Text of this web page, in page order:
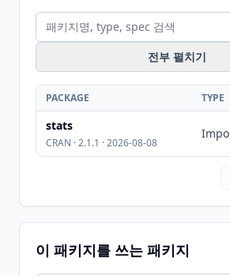
전부 펼치기
PACKAGE TYPE
stats
CRAN · 2.1.1 · 2026-08-08
이 패키지를 쓰는 패키지